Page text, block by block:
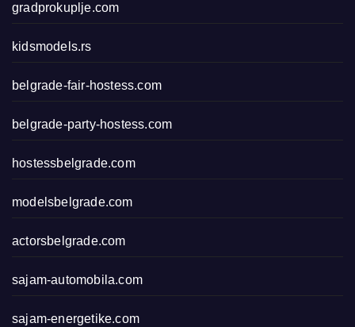
gradprokuplje.com
kidsmodels.rs
belgrade-fair-hostess.com
belgrade-party-hostess.com
hostessbelgrade.com
modelsbelgrade.com
actorsbelgrade.com
sajam-automobila.com
sajam-energetike.com